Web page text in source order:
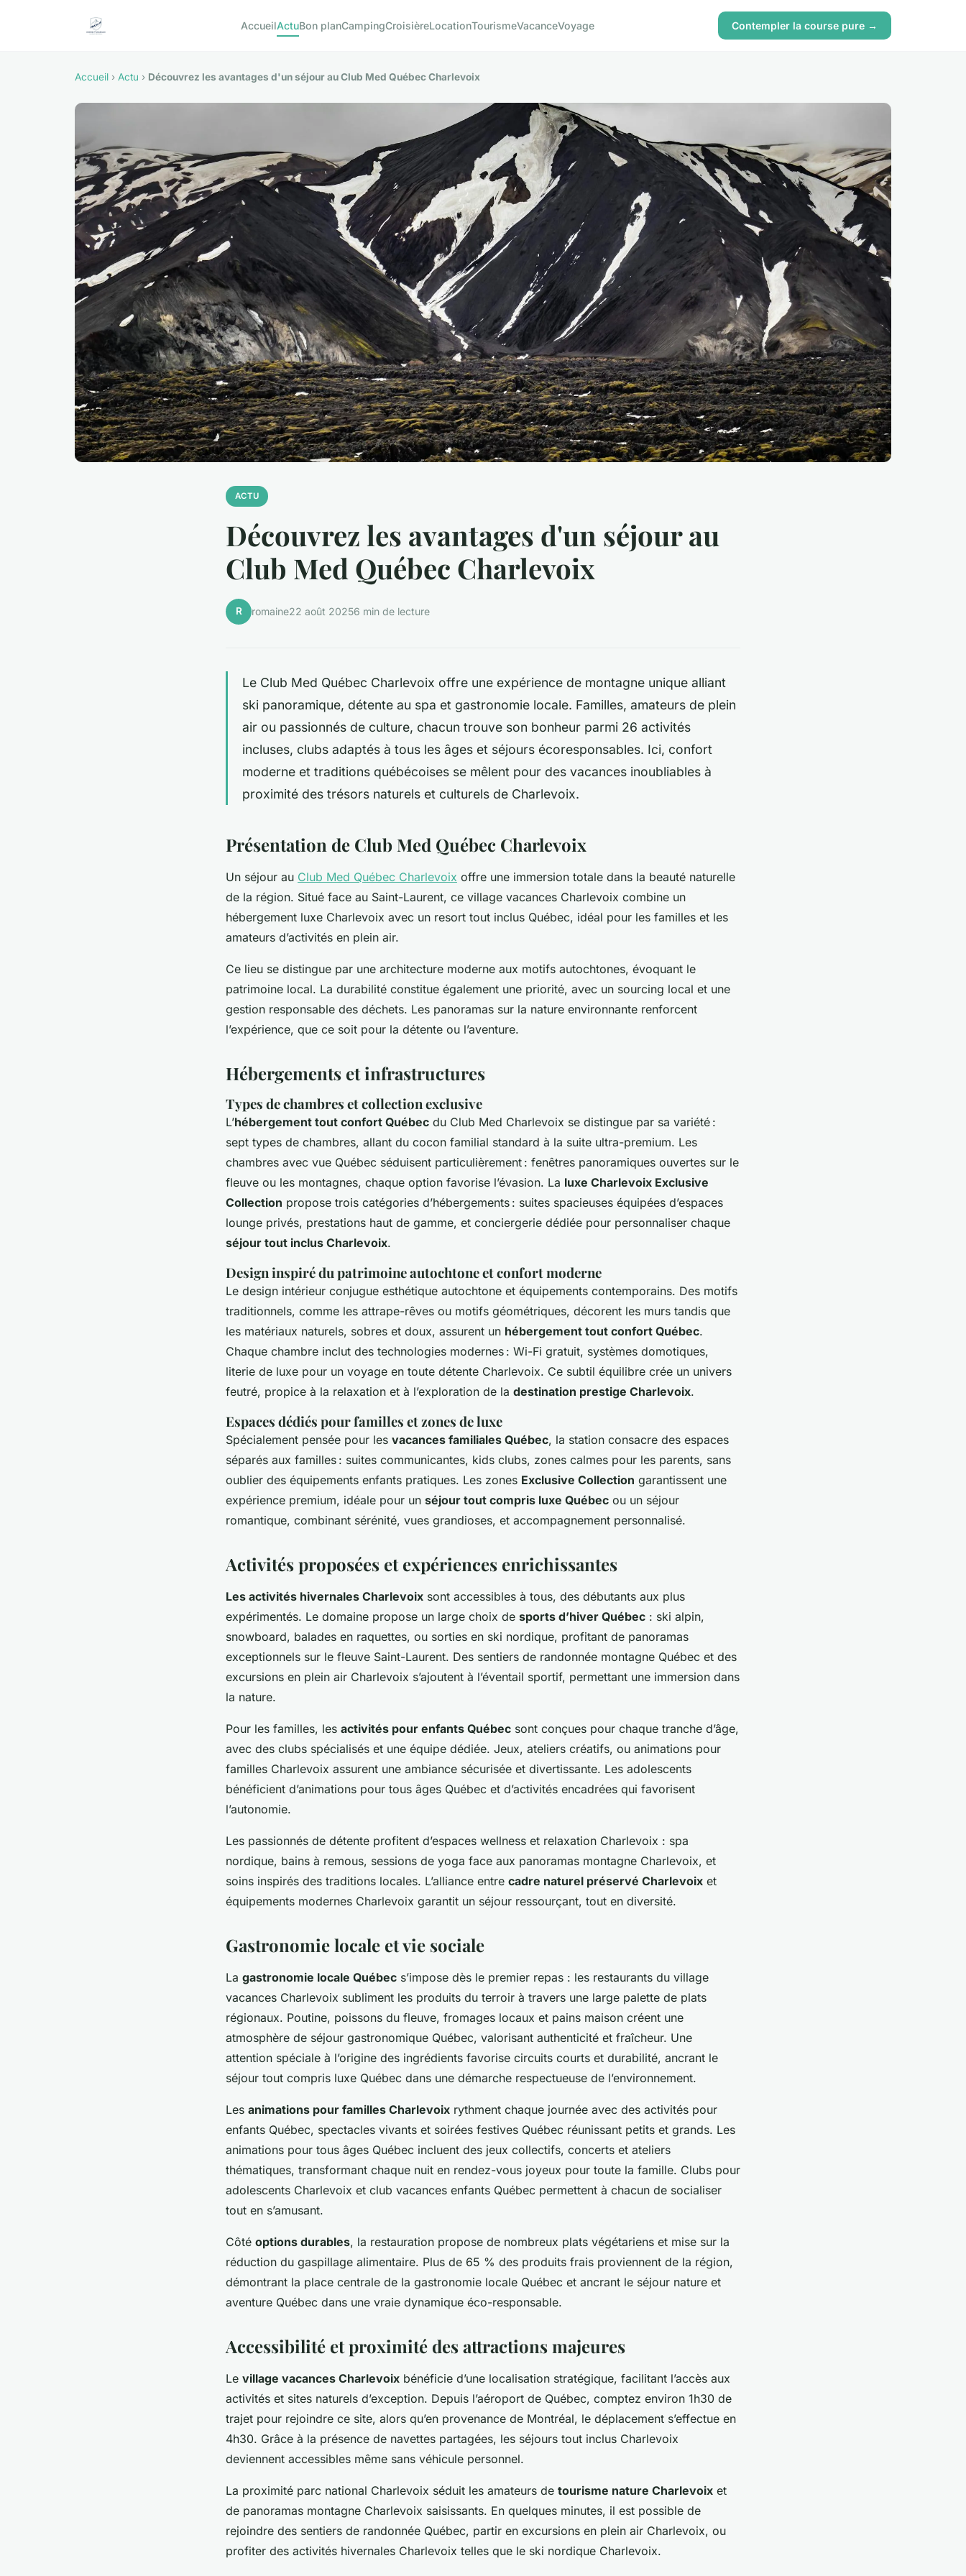
AccueilActuBon planCampingCroisièreLocationTourismeVacanceVoyage Contempler la course pure →
Accueil › Actu › Découvrez les avantages d'un séjour au Club Med Québec Charlevoix
ACTU
Découvrez les avantages d'un séjour au
Club Med Québec Charlevoix
R romaine22 août 20256 min de lecture
Le Club Med Québec Charlevoix offre une expérience de montagne unique alliant
ski panoramique, détente au spa et gastronomie locale. Familles, amateurs de plein
air ou passionnés de culture, chacun trouve son bonheur parmi 26 activités
incluses, clubs adaptés à tous les âges et séjours écoresponsables. Ici, confort
moderne et traditions québécoises se mêlent pour des vacances inoubliables à
proximité des trésors naturels et culturels de Charlevoix.
Présentation de Club Med Québec Charlevoix
Un séjour au Club Med Québec Charlevoix offre une immersion totale dans la beauté naturelle
de la région. Situé face au Saint-Laurent, ce village vacances Charlevoix combine un
hébergement luxe Charlevoix avec un resort tout inclus Québec, idéal pour les familles et les
amateurs d’activités en plein air.
Ce lieu se distingue par une architecture moderne aux motifs autochtones, évoquant le
patrimoine local. La durabilité constitue également une priorité, avec un sourcing local et une
gestion responsable des déchets. Les panoramas sur la nature environnante renforcent
l’expérience, que ce soit pour la détente ou l’aventure.
Hébergements et infrastructures
Types de chambres et collection exclusive
L’hébergement tout confort Québec du Club Med Charlevoix se distingue par sa variété :
sept types de chambres, allant du cocon familial standard à la suite ultra-premium. Les
chambres avec vue Québec séduisent particulièrement : fenêtres panoramiques ouvertes sur le
fleuve ou les montagnes, chaque option favorise l’évasion. La luxe Charlevoix Exclusive
Collection propose trois catégories d’hébergements : suites spacieuses équipées d’espaces
lounge privés, prestations haut de gamme, et conciergerie dédiée pour personnaliser chaque
séjour tout inclus Charlevoix.
Design inspiré du patrimoine autochtone et confort moderne
Le design intérieur conjugue esthétique autochtone et équipements contemporains. Des motifs
traditionnels, comme les attrape-rêves ou motifs géométriques, décorent les murs tandis que
les matériaux naturels, sobres et doux, assurent un hébergement tout confort Québec.
Chaque chambre inclut des technologies modernes : Wi-Fi gratuit, systèmes domotiques,
literie de luxe pour un voyage en toute détente Charlevoix. Ce subtil équilibre crée un univers
feutré, propice à la relaxation et à l’exploration de la destination prestige Charlevoix.
Espaces dédiés pour familles et zones de luxe
Spécialement pensée pour les vacances familiales Québec, la station consacre des espaces
séparés aux familles : suites communicantes, kids clubs, zones calmes pour les parents, sans
oublier des équipements enfants pratiques. Les zones Exclusive Collection garantissent une
expérience premium, idéale pour un séjour tout compris luxe Québec ou un séjour
romantique, combinant sérénité, vues grandioses, et accompagnement personnalisé.
Activités proposées et expériences enrichissantes
Les activités hivernales Charlevoix sont accessibles à tous, des débutants aux plus
expérimentés. Le domaine propose un large choix de sports d’hiver Québec : ski alpin,
snowboard, balades en raquettes, ou sorties en ski nordique, profitant de panoramas
exceptionnels sur le fleuve Saint-Laurent. Des sentiers de randonnée montagne Québec et des
excursions en plein air Charlevoix s’ajoutent à l’éventail sportif, permettant une immersion dans
la nature.
Pour les familles, les activités pour enfants Québec sont conçues pour chaque tranche d’âge,
avec des clubs spécialisés et une équipe dédiée. Jeux, ateliers créatifs, ou animations pour
familles Charlevoix assurent une ambiance sécurisée et divertissante. Les adolescents
bénéficient d’animations pour tous âges Québec et d’activités encadrées qui favorisent
l’autonomie.
Les passionnés de détente profitent d’espaces wellness et relaxation Charlevoix : spa
nordique, bains à remous, sessions de yoga face aux panoramas montagne Charlevoix, et
soins inspirés des traditions locales. L’alliance entre cadre naturel préservé Charlevoix et
équipements modernes Charlevoix garantit un séjour ressourçant, tout en diversité.
Gastronomie locale et vie sociale
La gastronomie locale Québec s’impose dès le premier repas : les restaurants du village
vacances Charlevoix subliment les produits du terroir à travers une large palette de plats
régionaux. Poutine, poissons du fleuve, fromages locaux et pains maison créent une
atmosphère de séjour gastronomique Québec, valorisant authenticité et fraîcheur. Une
attention spéciale à l’origine des ingrédients favorise circuits courts et durabilité, ancrant le
séjour tout compris luxe Québec dans une démarche respectueuse de l’environnement.
Les animations pour familles Charlevoix rythment chaque journée avec des activités pour
enfants Québec, spectacles vivants et soirées festives Québec réunissant petits et grands. Les
animations pour tous âges Québec incluent des jeux collectifs, concerts et ateliers
thématiques, transformant chaque nuit en rendez-vous joyeux pour toute la famille. Clubs pour
adolescents Charlevoix et club vacances enfants Québec permettent à chacun de socialiser
tout en s’amusant.
Côté options durables, la restauration propose de nombreux plats végétariens et mise sur la
réduction du gaspillage alimentaire. Plus de 65 % des produits frais proviennent de la région,
démontrant la place centrale de la gastronomie locale Québec et ancrant le séjour nature et
aventure Québec dans une vraie dynamique éco-responsable.
Accessibilité et proximité des attractions majeures
Le village vacances Charlevoix bénéficie d’une localisation stratégique, facilitant l’accès aux
activités et sites naturels d’exception. Depuis l’aéroport de Québec, comptez environ 1h30 de
trajet pour rejoindre ce site, alors qu’en provenance de Montréal, le déplacement s’effectue en
4h30. Grâce à la présence de navettes partagées, les séjours tout inclus Charlevoix
deviennent accessibles même sans véhicule personnel.
La proximité parc national Charlevoix séduit les amateurs de tourisme nature Charlevoix et
de panoramas montagne Charlevoix saisissants. En quelques minutes, il est possible de
rejoindre des sentiers de randonnée Québec, partir en excursions en plein air Charlevoix, ou
profiter des activités hivernales Charlevoix telles que le ski nordique Charlevoix.